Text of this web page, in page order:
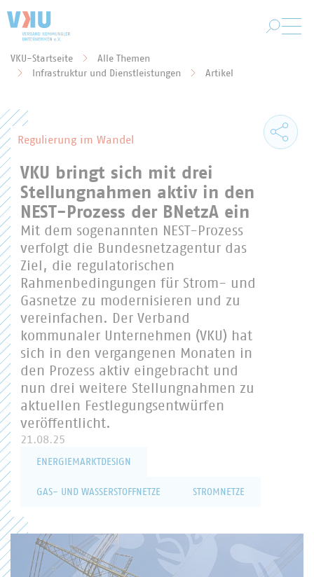
Sie befinden sich hier:
VKU-Startseite
Alle Themen
Infrastruktur und Dienstleistungen
Artikel
Regulierung im Wandel
VKU bringt sich mit drei
Stellungnahmen aktiv in den
NEST-Prozess der BNetzA ein
Mit dem sogenannten NEST-Prozess
verfolgt die Bundesnetzagentur das
Ziel, die regulatorischen
Rahmenbedingungen für Strom- und
Gasnetze zu modernisieren und zu
vereinfachen. Der Verband
kommunaler Unternehmen (VKU) hat
sich in den vergangenen Monaten in
den Prozess aktiv eingebracht und
nun drei weitere Stellungnahmen zu
aktuellen Festlegungsentwürfen
veröffentlicht.
21.08.25
ENERGIEMARKTDESIGN
GAS- UND WASSERSTOFFNETZE STROMNETZE